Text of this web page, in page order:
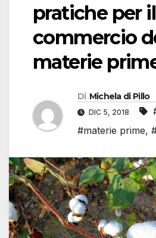
pratiche per il
commercio
materie
Di Michela di Pillo
DIC 5, 2018
#materie prime,